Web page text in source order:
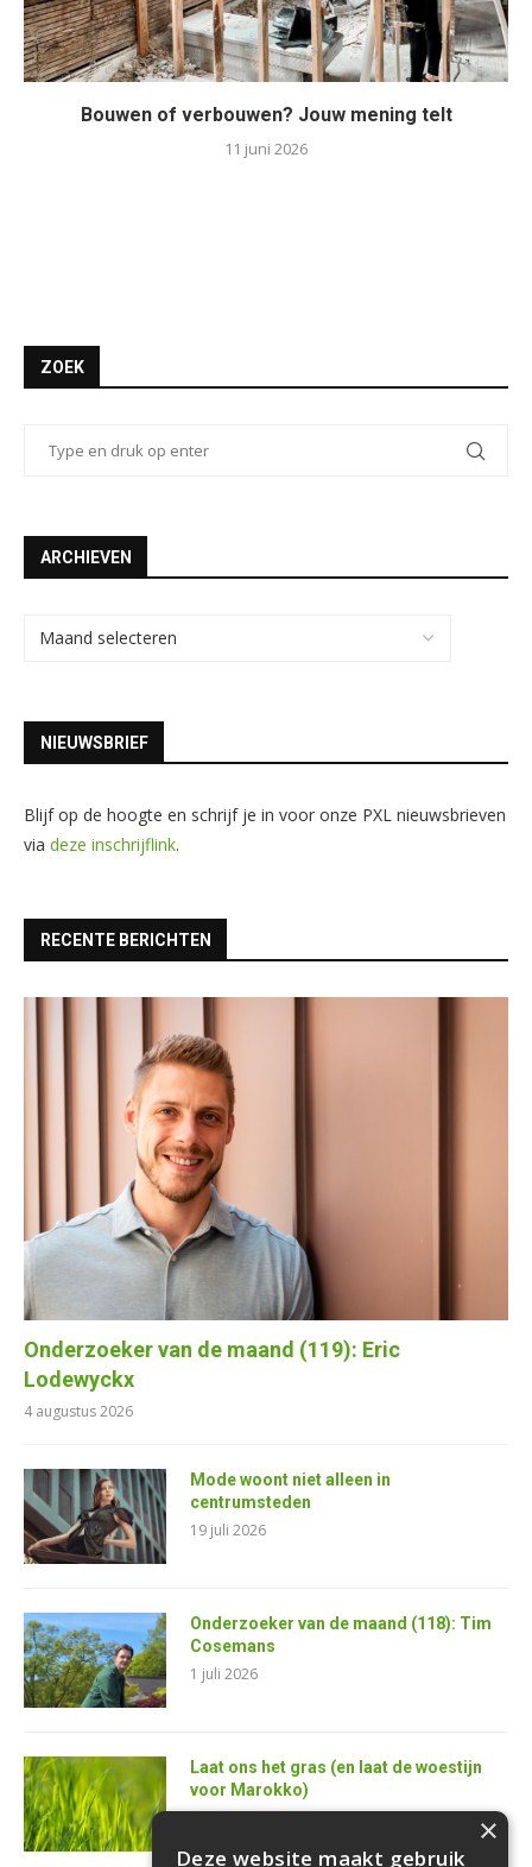
Bouwen of verbouwen? Jouw mening telt
11 juni 2026
ZOEK
ARCHIEVEN
NIEUWSBRIEF
Blijf op de hoogte en schrijf je in voor onze PXL nieuwsbrieven
via deze inschrijflink.
RECENTE BERICHTEN
Onderzoeker van de maand (119): Eric
Lodewyckx
4 augustus 2026
Mode woont niet alleen in
centrumsteden
19 juli 2026
Onderzoeker van de maand (118): Tim
Cosemans
1 juli 2026
Laat ons het gras (en laat de woestijn
voor Marokko)
25 juni 2026 ×
Deze website maakt gebruik